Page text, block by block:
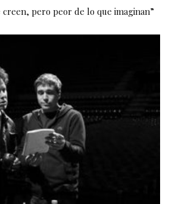
creen, pero peor de lo que imaginan”